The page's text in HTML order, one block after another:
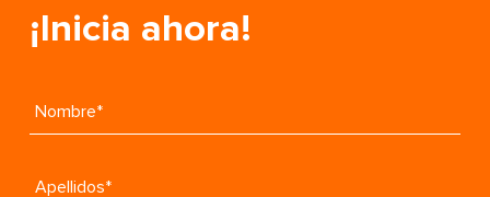
¡Inicia ahora!
Nombre*
Apellidos*